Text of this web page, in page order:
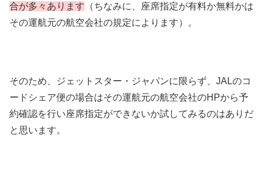
合が多々あります （ちなみに、座席指定が有料か無料かは
その運航元の航空会社の規定によります）。
そのため、ジェットスター・ジャパンに限らず、JALのコ
ードシェア便の場合はその運航元の航空会社のHPから予
約確認を行い座席指定ができないか試してみるのはありだ
と思います。